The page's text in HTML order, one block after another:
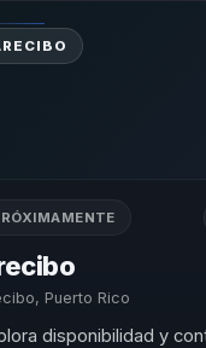
Puerto Rico
disponibilidad y